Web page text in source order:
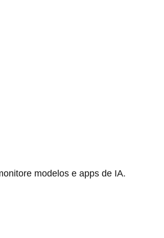
modelos e apps de IA.